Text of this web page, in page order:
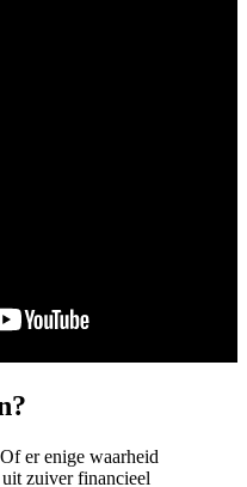
er enige waarheid
zuiver financieel